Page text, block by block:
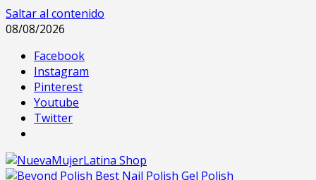
Saltar al contenido
08/08/2026
Facebook
Instagram
Pinterest
Youtube
Twitter